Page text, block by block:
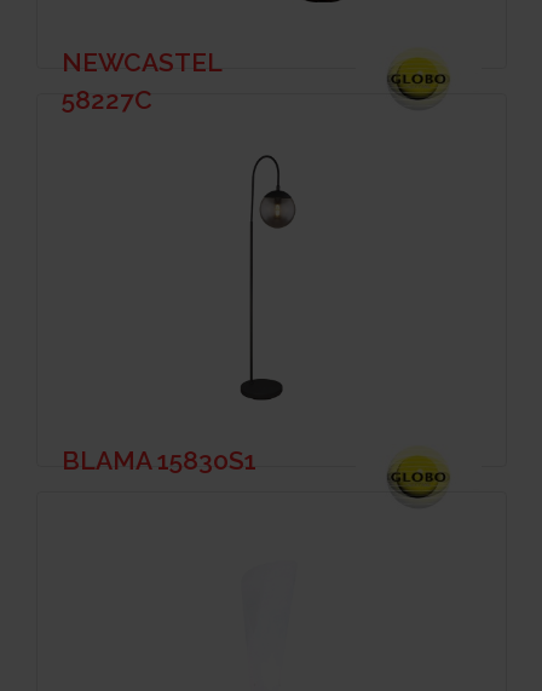
NEWCASTEL
58227C
BLAMA 15830S1